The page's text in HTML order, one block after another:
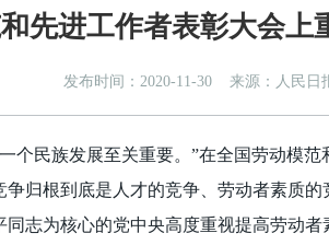
先进工作者表彰大会上
发布时间：2020-11-30 来源：人民日
个民族发展至关重要。”在全国劳动模
归根到底是人才的竞争、劳动者素质的
同志为核心的党中央高度重视提高劳动